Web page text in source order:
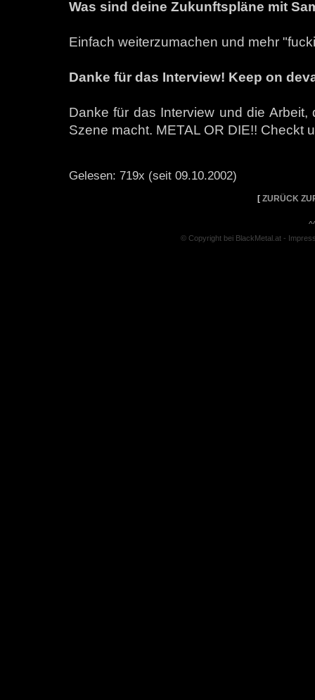
Was sind deine Zukunftspläne mit
Einfach weiterzumachen und mehr
Danke für das Interview! Keep on
Danke für das Interview und die
Szene macht. METAL OR DIE!! Checkt
Gelesen: 719x (seit 09.10.2002)
[ ZURÜCK
© Copyright bei BlackMetal.at -